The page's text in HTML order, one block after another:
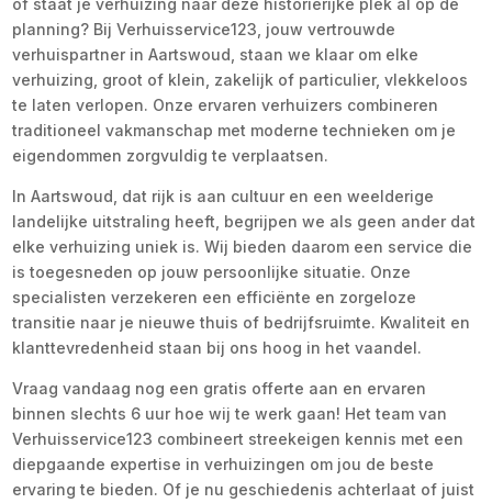
planning? Bij Verhuisservice123, jouw vertrouwde
verhuispartner in Aartswoud, staan we klaar om elke
verhuizing, groot of klein, zakelijk of particulier, vlekkeloos
te laten verlopen.​ Onze ervaren verhuizers combineren
traditioneel vakmanschap met moderne technieken om je
eigendommen zorgvuldig te verplaatsen.​
In Aartswoud, dat rijk is aan cultuur en een weelderige
landelijke uitstraling heeft, begrijpen we als geen ander dat
elke verhuizing uniek is.​ Wij bieden daarom een service die
is toegesneden op jouw persoonlijke situatie.​ Onze
specialisten verzekeren een efficiënte en zorgeloze
transitie naar je nieuwe thuis of bedrijfsruimte.​ Kwaliteit en
klanttevredenheid staan bij ons hoog in het vaandel.​
Vraag vandaag nog een gratis offerte aan en ervaren
binnen slechts 6 uur hoe wij te werk gaan! Het team van
Verhuisservice123 combineert streekeigen kennis met een
diepgaande expertise in verhuizingen om jou de beste
ervaring te bieden.​ Of je nu geschiedenis achterlaat of juist